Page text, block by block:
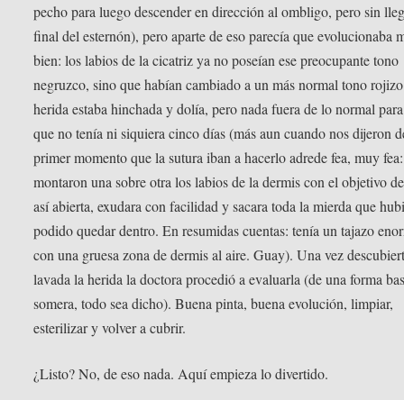
pecho para luego descender en dirección al ombligo, pero sin
final del esternón), pero aparte de eso parecía que evolucionaba
bien: los labios de la cicatriz ya no poseían ese preocupante tono
negruzco, sino que habían cambiado a un más normal tono
herida estaba hinchada y dolía, pero nada fuera de lo normal
que no tenía ni siquiera cinco días (más aun cuando nos dijeron
primer momento que la sutura iban a hacerlo adrede fea, muy fea:
montaron una sobre otra los labios de la dermis con el objetivo
así abierta, exudara con facilidad y sacara toda la mierda que
podido quedar dentro. En resumidas cuentas: tenía un tajazo
con una gruesa zona de dermis al aire. Guay). Una vez
lavada la herida la doctora procedió a evaluarla (de una forma
somera, todo sea dicho). Buena pinta, buena evolución, limpiar,
esterilizar y volver a cubrir.
¿Listo? No, de eso nada. Aquí empieza lo divertido.